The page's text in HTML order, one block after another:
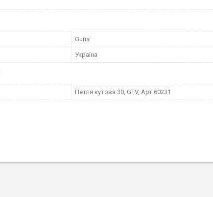
Guris
Україна
Петля кутова 30, GTV, Арт.60231